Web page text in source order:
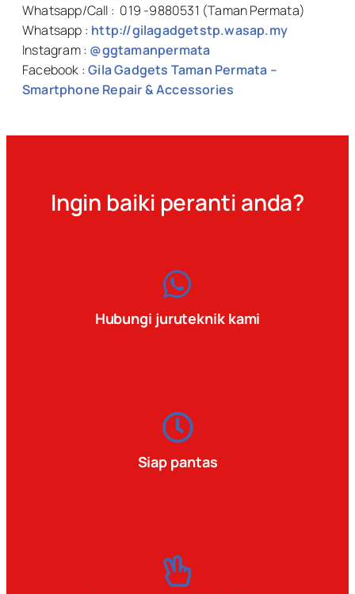
Whatsapp/Call : 019 -9880531 (Taman Permata)
Whatsapp : http://gilagadgetstp.wasap.my
Instagram : @ggtamanpermata
Facebook :Gila Gadgets Taman Permata –
Smartphone Repair & Accessories
Ingin baiki peranti anda?
Hubungi juruteknik kami
Siap pantas